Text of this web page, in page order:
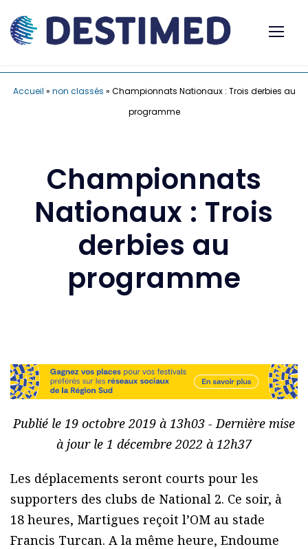
Accueil » non classés » Championnats Nationaux : Trois derbies au
programme
Championnats
Nationaux : Trois
derbies au
programme
Publié le 19 octobre 2019 à 13h03 - Dernière mise
à jour le 1 décembre 2022 à 12h37
Les déplacements seront courts pour les
supporters des clubs de National 2. Ce soir, à
18 heures, Martigues reçoit l’OM au stade
Francis Turcan. A la même heure, Endoume